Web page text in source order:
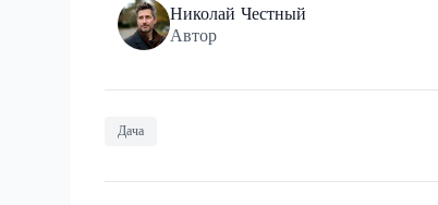
Николай Честный
Автор
Дача